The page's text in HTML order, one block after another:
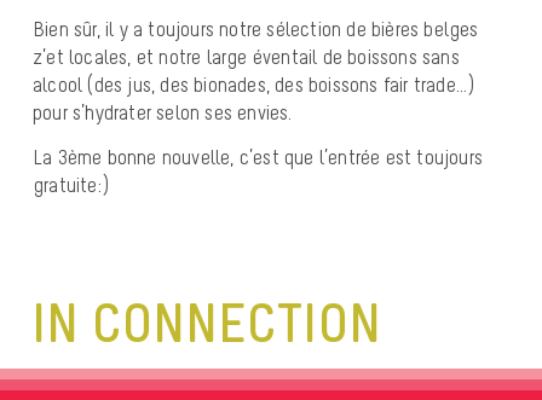
Bien sûr, il y a toujours notre sélection de bières belges
z’et locales, et notre large éventail de boissons sans
alcool (des jus, des bionades, des boissons fair trade…)
pour s’hydrater selon ses envies.
La 3ème bonne nouvelle, c’est que l’entrée est toujours
gratuite:)
IN CONNECTION